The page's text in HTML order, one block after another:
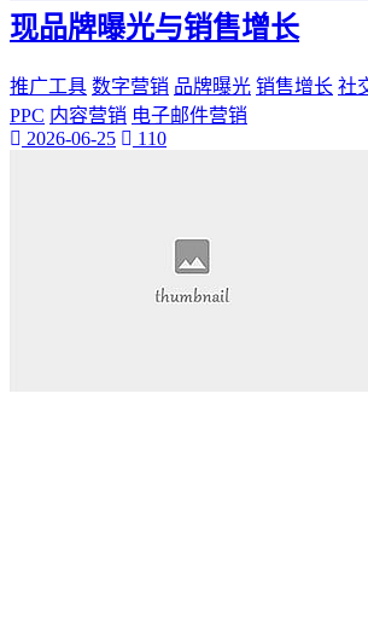
现品牌曝光与销售增长
推广工具 数字营销 品牌曝光 销售增长 社
PPC 内容营销 电子邮件营销
2026-06-25
110